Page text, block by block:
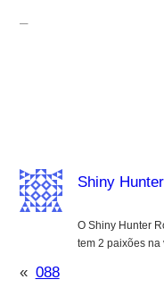
–
Shiny
O Shiny Hunter
tem 2 paixões na
« 088